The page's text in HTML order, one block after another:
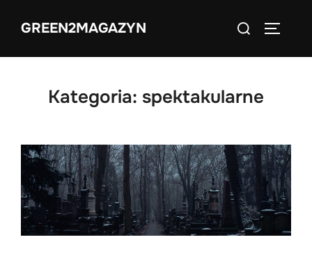
GREEN2MAGAZYN
Search
Kategoria: spektakularne